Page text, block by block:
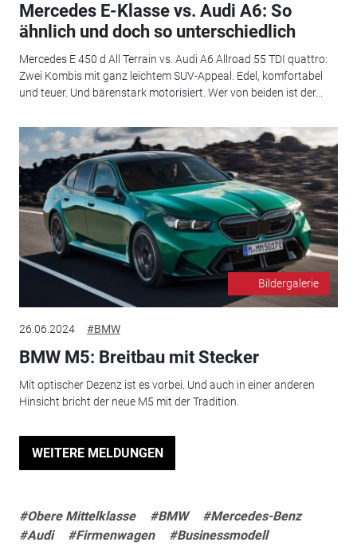
Mercedes E-Klasse vs. Audi A6: So
ähnlich und doch so unterschiedlich
Mercedes E 450 d All Terrain vs. Audi A6 Allroad 55 TDI quattro:
Zwei Kombis mit ganz leichtem SUV-Appeal. Edel, komfortabel
und teuer. Und bärenstark motorisiert. Wer von beiden ist der...
Bildergalerie
26.06.2024 #BMW
BMW M5: Breitbau mit Stecker
Mit optischer Dezenz ist es vorbei. Und auch in einer anderen
Hinsicht bricht der neue M5 mit der Tradition.
WEITERE MELDUNGEN
#Obere Mittelklasse #BMW
#Mercedes-Benz
#Audi
#Firmenwagen #Businessmodell